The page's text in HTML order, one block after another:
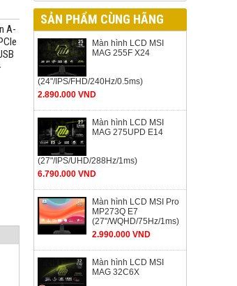
A-
SẢN PHẨM CÙNG HÃNG
Màn hình LCD MSI
MAG 255F X24
(24"/IPS/FHD/240Hz/0.5ms)
2.890.000 VND
Màn hình LCD MSI
MAG 275UPD E14
(27"/IPS/UHD/288Hz/1ms)
6.790.000 VND
Màn hình LCD MSI Pro
MP273Q E7
(27"/WQHD/75Hz/1ms)
2.990.000 VND
Màn hình LCD MSI
MAG 32C6X